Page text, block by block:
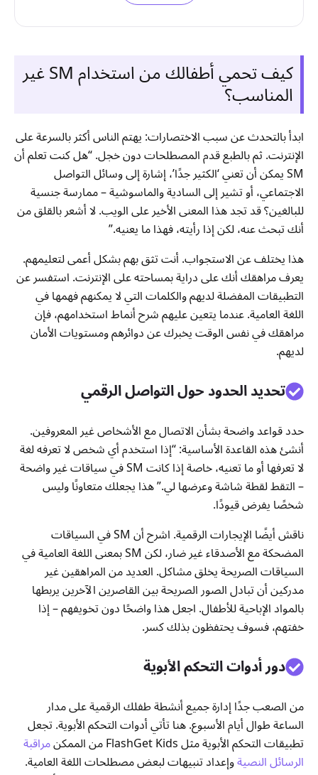
كيف تحمي أطفالك من استخدام SM غير
المناسب؟
ابدأ بالتحدث عن سبب الاختصارات: يهتم الناس أكثر بالسرعة على
الإنترنت. ثم بالطبع قدم المصطلحات دون خجل. “هل كنت تعلم أن
SM يمكن أن تعني ‘الكثير جدًا’، إشارة إلى وسائل التواصل
الاجتماعي، أو تشير إلى السادية والماسوشية – ممارسة جنسية
للبالغين؟ قد تجد هذا المعنى الأخير على الويب. لا أشعر بالقلق من
أنك تبحث عنه، لكن إذا رأيته، فهذا ما يعنيه.”
هذا يختلف عن الاستجواب. أنت تثق بهم بشكل أعمى لتعليمهم.
يعرف مراهقك أنك على دراية بمساحته على الإنترنت. استفسر عن
التطبيقات المفضلة لديهم والكلمات التي لا يمكنهم فهمها في
اللغة العامية. عندما يتعين عليهم شرح أنماط استخدامهم، فإن
مراهقك في نفس الوقت يخبرك عن دوائرهم ومستويات الأمان
لديهم.
تحديد الحدود حول التواصل الرقمي
حدد قواعد واضحة بشأن الاتصال مع الأشخاص غير المعروفين.
أنشئ هذه القاعدة الأساسية: “إذا استخدم أي شخص لا تعرفه لغة
لا تعرفها أو ما تعنيه، خاصة إذا كانت SM في سياقات غير واضحة
– التقط لقطة شاشة وعرضها لي.” هذا يجعلك متعاونًا وليس
شخصًا يفرض قيودًا.
ناقش أيضًا الإيجارات الرقمية. اشرح أن SM في السياقات
المضحكة مع الأصدقاء غير ضار، لكن SM بمعنى اللغة العامية في
السياقات الصريحة يخلق مشاكل. العديد من المراهقين غير
مدركين أن تبادل الصور الصريحة بين القاصرين الآخرين يربطها
بالمواد الإباحية للأطفال. اجعل هذا واضحًا دون تخويفهم – إذا
خفتهم، فسوف يحتفظون بذلك كسر.
دور أدوات التحكم الأبوية
من الصعب جدًا إدارة جميع أنشطة طفلك الرقمية على مدار
الساعة طوال أيام الأسبوع. هنا تأتي أدوات التحكم الأبوية. تجعل
تطبيقات التحكم الأبوية مثل FlashGet Kids من الممكن مراقبة
الرسائل النصيةوإعداد تنبيهات لبعض مصطلحات اللغة العامية.